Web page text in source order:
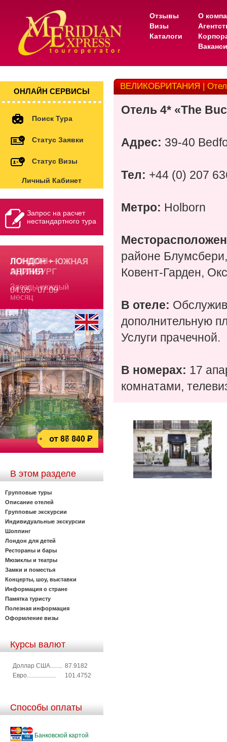
Отзывы
Визы
Каталоги
О
ОНЛАЙН СЕРВИСЫ
Поиск Тура
Статус Заявки
Статус Визы
Личный Кабинет
Запрос на расчет
нестандартного тура
В этом разделе
Групповые туры
Описание отелей
Групповые экскурсии
Индивидуальные экскурсии
Шоппинг
Лондон для детей
Рестораны и бары
Мюзиклы и театры
Замки и поместья
Концерты, шоу, выставки
Информация о стране
Памятка туристу
Полезная информация
Оформление визы
Курсы валют
Доллар США........ 87.9182
Евро...................
101.4752
Способы оплаты
Банковской картой
ВЕЛИКОБРИТАНИЯ |
Отель 4* «The
Адрес: 39-40
Тел: +44 (0) 207
Метро: Holborn
районе
Ковент-Гарден,
В отеле:
дополнительную
Услуги прачечной.
В номерах: 17
комнатами,